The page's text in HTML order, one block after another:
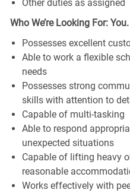
Other duties as assigned
Who We’re Looking For: You.
Possesses excellent
Able to work a flexible
needs
Possesses strong
skills with attention to
Capable of multi-tasking
Able to respond
unexpected situations
Capable of lifting heavy
reasonable
Works effectively with